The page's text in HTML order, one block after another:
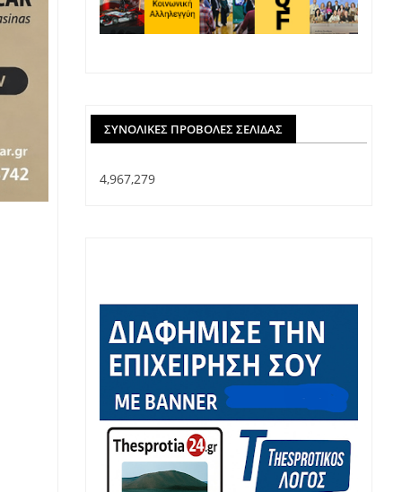
ΣΥΝΟΛΙΚΈΣ ΠΡΟΒΟΛΈΣ ΣΕΛΊΔΑΣ
4,967,279